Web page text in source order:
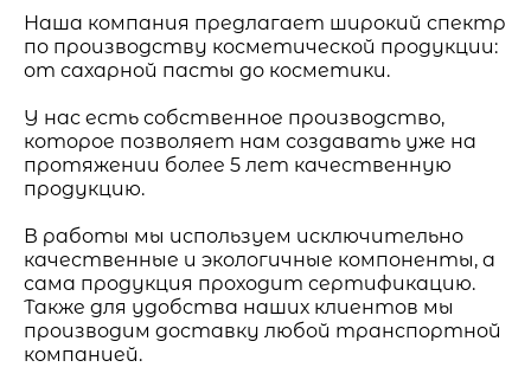
Наша компания предлагает широкий спектр
по производству косметической продукции:
от сахарной пасты до косметики.
У нас есть собственное производство,
которое позволяет нам создавать уже на
протяжении более 5 лет качественную
продукцию.
В работы мы используем исключительно
качественные и экологичные компоненты, а
сама продукция проходит сертификацию.
Также для удобства наших клиентов мы
производим доставку любой транспортной
компанией.